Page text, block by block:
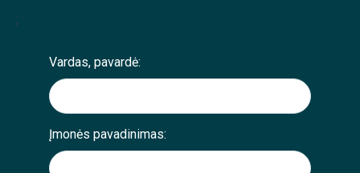
;
Vardas, pavardė:
Įmonės pavadinimas: